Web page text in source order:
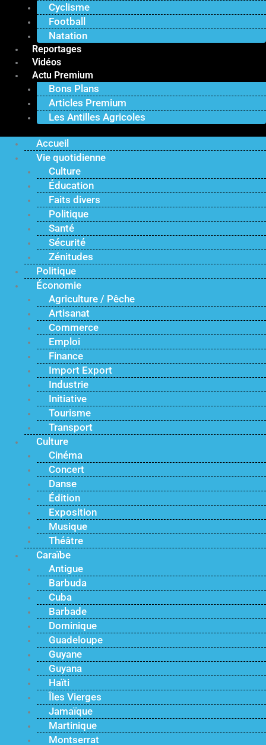
Cyclisme
Football
Natation
Reportages
Vidéos
Actu Premium
Bons Plans
Articles Premium
Les Antilles Agricoles
Accueil
Vie quotidienne
Culture
Éducation
Faits divers
Politique
Santé
Sécurité
Zénitudes
Politique
Économie
Agriculture / Pêche
Artisanat
Commerce
Emploi
Finance
Import Export
Industrie
Initiative
Tourisme
Transport
Culture
Cinéma
Concert
Danse
Édition
Exposition
Musique
Théâtre
Caraïbe
Antigue
Barbuda
Cuba
Barbade
Dominique
Guadeloupe
Guyane
Guyana
Haïti
Îles Vierges
Jamaïque
Martinique
Montserrat